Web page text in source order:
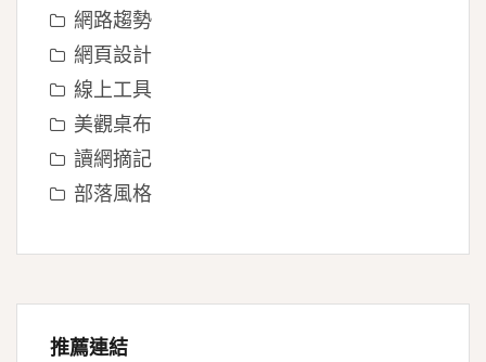
網路趨勢
網頁設計
線上工具
美觀桌布
讀網摘記
部落風格
推薦連結